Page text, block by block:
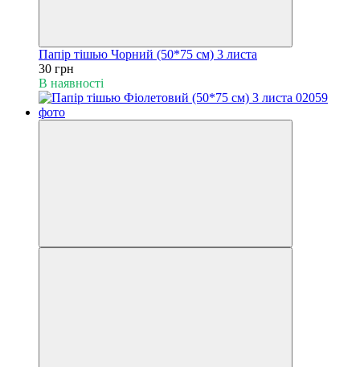
Папір тішью Чорний (50*75 см) 3 листа
30 грн
В наявності